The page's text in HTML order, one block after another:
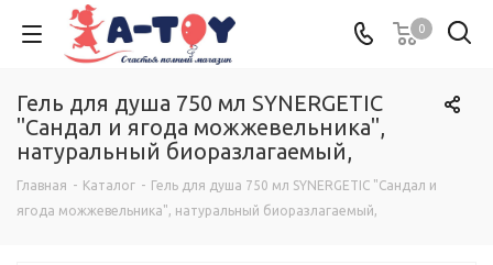
0
Гель для душа 750 мл SYNERGETIC
"Сандал и ягода можжевельника",
натуральный биоразлагаемый,
Главная - Каталог - Гель для душа 750 мл SYNERGETIC "Сандал и
ягода можжевельника", натуральный биоразлагаемый,